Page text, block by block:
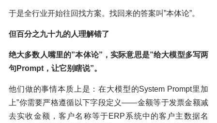
于是全行业开始往回找方案。找回来的答案叫”本体论”。
但百分之九十九的人理解错了
绝大多数人嘴里的”本体论”，实际意思是”给大模型多写两
句Prompt，让它别瞎说”。
他们做的事情本质上是：在大模型的System Prompt里加
上”你需要严格遵循以下字段定义——金额等于发票金额减
去实收金额，客户名称等于ERP系统中的客户主数据名